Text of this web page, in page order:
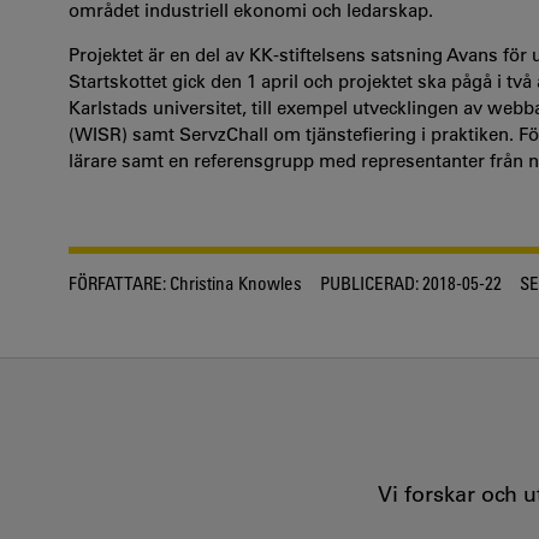
området industriell ekonomi och ledarskap.
Projektet är en del av KK-stiftelsens satsning Avans
Startskottet gick den 1 april och projektet ska pågå i
Karlstads universitet, till exempel utvecklingen av
(WISR) samt ServzChall om tjänstefiering i praktiken.
lärare samt en referensgrupp med representanter från
FÖRFATTARE: Christina Knowles PUBLICERAD:2018-05-22
Vi forskar och